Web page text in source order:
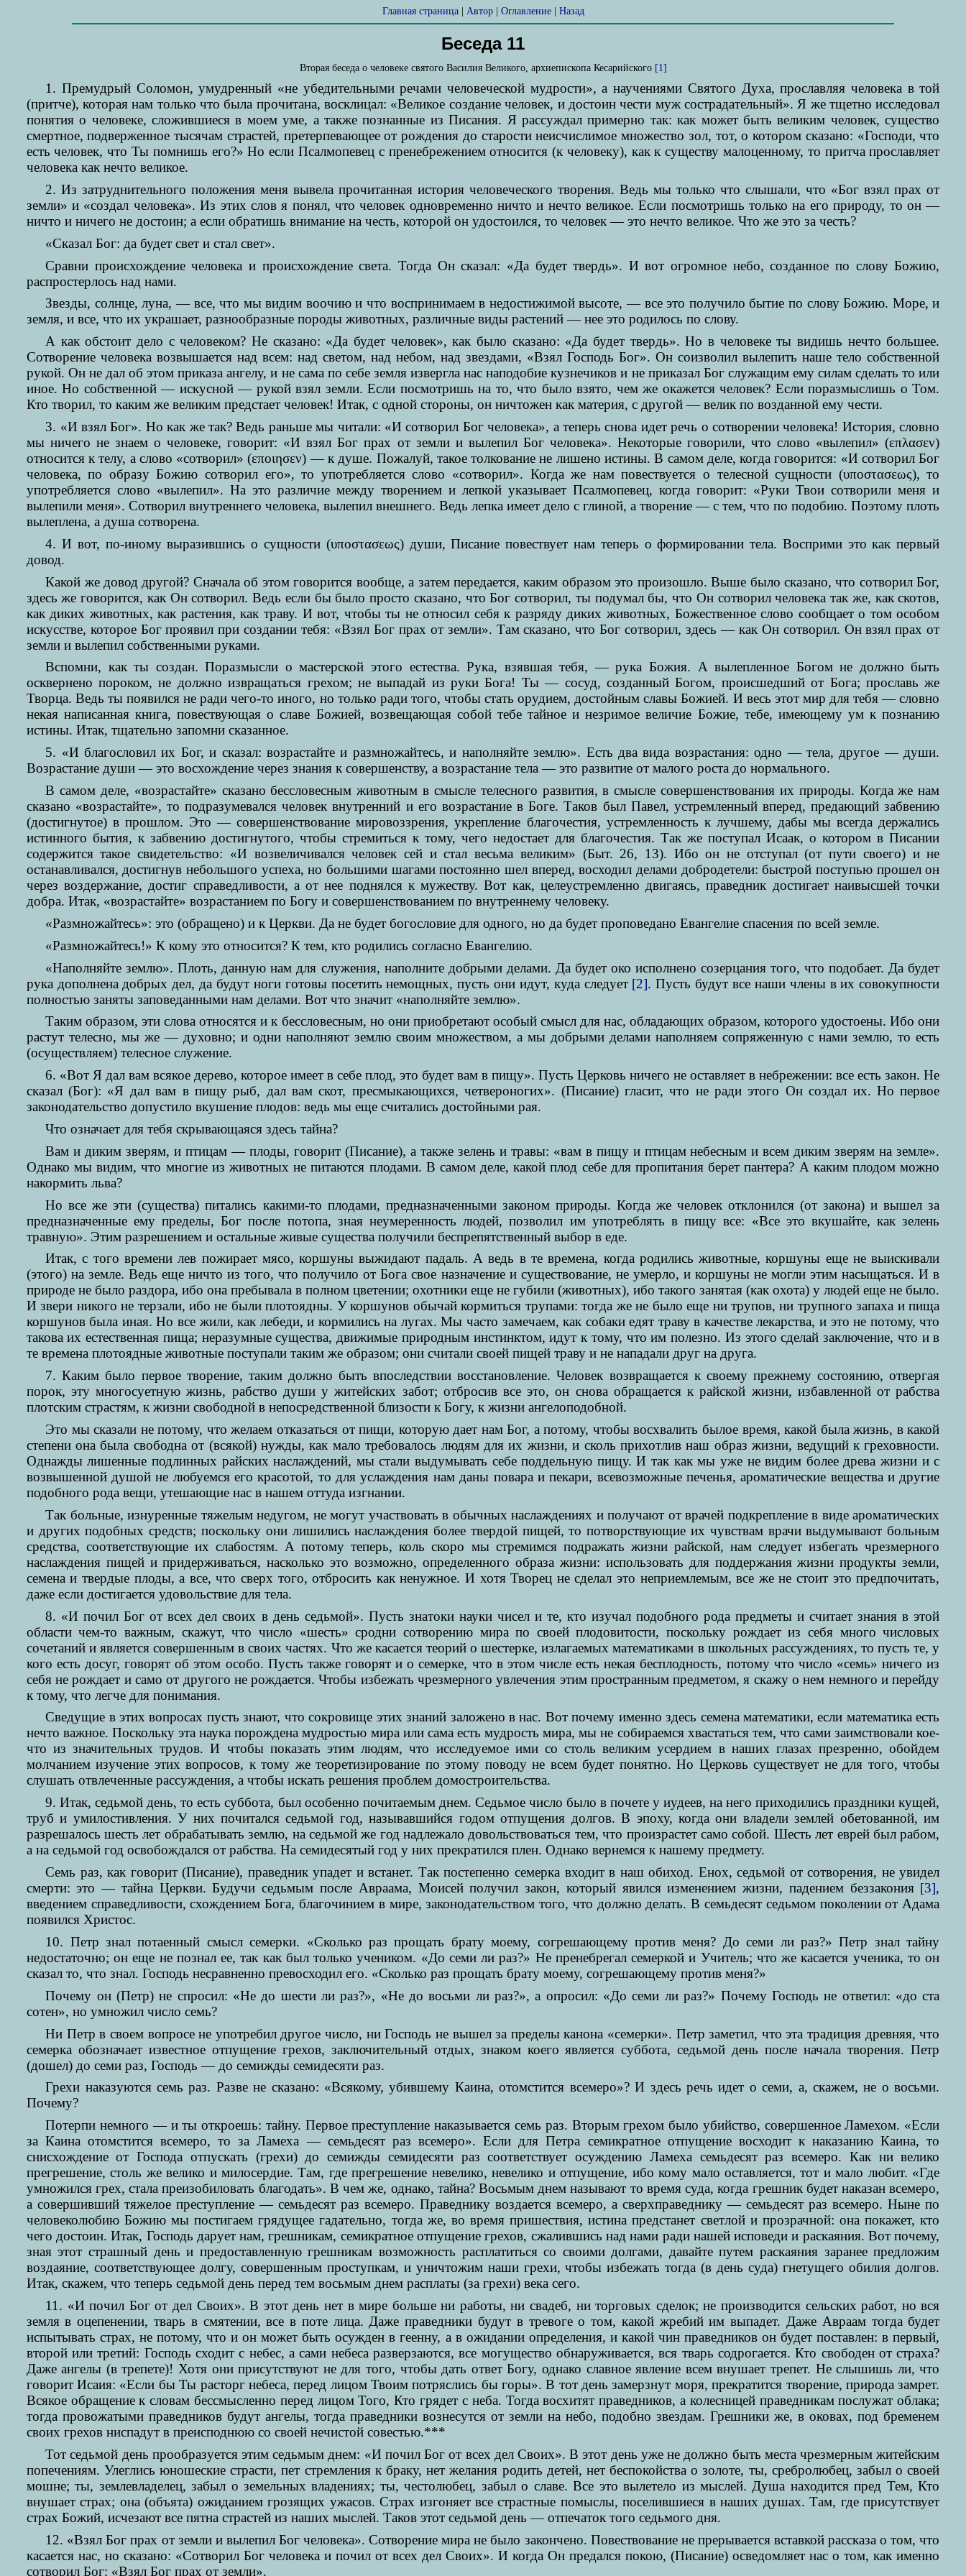
Главная страница| Автор| Оглавление| Назад
Беседа 11
Вторая беседа о человеке святого Василия Великого, архиепископа Кесарийского [1]
1. Премудрый Соломон, умудренный «не убедительными речами человеческой мудрости», а научениями Святого Духа, прославляя человека в той
(притче), которая нам только что была прочитана, восклицал: «Великое создание человек, и достоин чести муж сострадательный». Я же тщетно исследовал
понятия о человеке, сложившиеся в моем уме, а также познанные из Писания. Я рассуждал примерно так: как может быть великим человек, существо
смертное, подверженное тысячам страстей, претерпевающее от рождения до старости неисчислимое множество зол, тот, о котором сказано: «Господи, что
есть человек, что Ты помнишь его?» Но если Псалмопевец с пренебрежением относится (к человеку), как к существу малоценному, то притча прославляет
человека как нечто великое.
2. Из затруднительного положения меня вывела прочитанная история человеческого творения. Ведь мы только что слышали, что «Бог взял прах от
земли» и «создал человека». Из этих слов я понял, что человек одновременно ничто и нечто великое. Если посмотришь только на его природу, то он —
ничто и ничего не достоин; а если обратишь внимание на честь, которой он удостоился, то человек — это нечто великое. Что же это за честь?
«Сказал Бог: да будет свет и стал свет».
Сравни происхождение человека и происхождение света. Тогда Он сказал: «Да будет твердь». И вот огромное небо, созданное по слову Божию,
распростерлось над нами.
Звезды, солнце, луна, — все, что мы видим воочию и что воспринимаем в недостижимой высоте, — все это получило бытие по слову Божию. Море, и
земля, и все, что их украшает, разнообразные породы животных, различные виды растений — нее это родилось по слову.
А как обстоит дело с человеком? Не сказано: «Да будет человек», как было сказано: «Да будет твердь». Но в человеке ты видишь нечто большее.
Сотворение человека возвышается над всем: над светом, над небом, над звездами, «Взял Господь Бог». Он соизволил вылепить наше тело собственной
рукой. Он не дал об этом приказа ангелу, и не сама по себе земля извергла нас наподобие кузнечиков и не приказал Бог служащим ему силам сделать то или
иное. Но собственной — искусной — рукой взял земли. Если посмотришь на то, что было взято, чем же окажется человек? Если поразмыслишь о Том.
Кто творил, то каким же великим предстает человек! Итак, с одной стороны, он ничтожен как материя, с другой — велик по возданной ему чести.
3. «И взял Бог». Но как же так? Ведь раньше мы читали: «И сотворил Бог человека», а теперь снова идет речь о сотворении человека! История, словно
мы ничего не знаем о человеке, говорит: «И взял Бог прах от земли и вылепил Бог человека». Некоторые говорили, что слово «вылепил» (επλασεν)
относится к телу, а слово «сотворил» (εποιησεν) — к душе. Пожалуй, такое толкование не лишено истины. В самом деле, когда говорится: «И сотворил Бог
человека, по образу Божию сотворил его», то употребляется слово «сотворил». Когда же нам повествуется о телесной сущности (υποστασεως), то
употребляется слово «вылепил». На это различие между творением и лепкой указывает Псалмопевец, когда говорит: «Руки Твои сотворили меня и
вылепили меня». Сотворил внутреннего человека, вылепил внешнего. Ведь лепка имеет дело с глиной, а творение — с тем, что по подобию. Поэтому плоть
вылеплена, а душа сотворена.
4. И вот, по-иному выразившись о сущности (υποστασεως) души, Писание повествует нам теперь о формировании тела. Восприми это как первый
довод.
Какой же довод другой? Сначала об этом говорится вообще, а затем передается, каким образом это произошло. Выше было сказано, что сотворил Бог,
здесь же говорится, как Он сотворил. Ведь если бы было просто сказано, что Бог сотворил, ты подумал бы, что Он сотворил человека так же, как скотов,
как диких животных, как растения, как траву. И вот, чтобы ты не относил себя к разряду диких животных, Божественное слово сообщает о том особом
искусстве, которое Бог проявил при создании тебя: «Взял Бог прах от земли». Там сказано, что Бог сотворил, здесь — как Он сотворил. Он взял прах от
земли и вылепил собственными руками.
Вспомни, как ты создан. Поразмысли о мастерской этого естества. Рука, взявшая тебя, — рука Божия. А вылепленное Богом не должно быть
осквернено пороком, не должно извращаться грехом; не выпадай из руки Бога! Ты — сосуд, созданный Богом, происшедший от Бога; прославь же
Творца. Ведь ты появился не ради чего-то иного, но только ради того, чтобы стать орудием, достойным славы Божией. И весь этот мир для тебя — словно
некая написанная книга, повествующая о славе Божией, возвещающая собой тебе тайное и незримое величие Божие, тебе, имеющему ум к познанию
истины. Итак, тщательно запомни сказанное.
5. «И благословил их Бог, и сказал: возрастайте и размножайтесь, и наполняйте землю». Есть два вида возрастания: одно — тела, другое — души.
Возрастание души — это восхождение через знания к совершенству, а возрастание тела — это развитие от малого роста до нормального.
В самом деле, «возрастайте» сказано бессловесным животным в смысле телесного развития, в смысле совершенствования их природы. Когда же нам
сказано «возрастайте», то подразумевался человек внутренний и его возрастание в Боге. Таков был Павел, устремленный вперед, предающий забвению
(достигнутое) в прошлом. Это — совершенствование мировоззрения, укрепление благочестия, устремленность к лучшему, дабы мы всегда держались
истинного бытия, к забвению достигнутого, чтобы стремиться к тому, чего недостает для благочестия. Так же поступал Исаак, о котором в Писании
содержится такое свидетельство: «И возвеличивался человек сей и стал весьма великим» (Быт. 26, 13). Ибо он не отступал (от пути своего) и не
останавливался, достигнув небольшого успеха, но большими шагами постоянно шел вперед, восходил делами добродетели: быстрой поступью прошел он
через воздержание, достиг справедливости, а от нее поднялся к мужеству. Вот как, целеустремленно двигаясь, праведник достигает наивысшей точки
добра. Итак, «возрастайте» возрастанием по Богу и совершенствованием по внутреннему человеку.
«Размножайтесь»: это (обращено) и к Церкви. Да не будет богословие для одного, но да будет проповедано Евангелие спасения по всей земле.
«Размножайтесь!» К кому это относится? К тем, кто родились согласно Евангелию.
«Наполняйте землю». Плоть, данную нам для служения, наполните добрыми делами. Да будет око исполнено созерцания того, что подобает. Да будет
рука дополнена добрых дел, да будут ноги готовы посетить немощных, пусть они идут, куда следует [2]. Пусть будут все наши члены в их совокупности
полностью заняты заповеданными нам делами. Вот что значит «наполняйте землю».
Таким образом, эти слова относятся и к бессловесным, но они приобретают особый смысл для нас, обладающих образом, которого удостоены. Ибо они
растут телесно, мы же — духовно; и одни наполняют землю своим множеством, а мы добрыми делами наполняем сопряженную с нами землю, то есть
(осуществляем) телесное служение.
6. «Вот Я дал вам всякое дерево, которое имеет в себе плод, это будет вам в пищу». Пусть Церковь ничего не оставляет в небрежении: все есть закон. Не
сказал (Бог): «Я дал вам в пищу рыб, дал вам скот, пресмыкающихся, четвероногих». (Писание) гласит, что не ради этого Он создал их. Но первое
законодательство допустило вкушение плодов: ведь мы еще считались достойными рая.
Что означает для тебя скрывающаяся здесь тайна?
Вам и диким зверям, и птицам — плоды, говорит (Писание), а также зелень и травы: «вам в пищу и птицам небесным и всем диким зверям на земле».
Однако мы видим, что многие из животных не питаются плодами. В самом деле, какой плод себе для пропитания берет пантера? А каким плодом можно
накормить льва?
Но все же эти (существа) питались какими-то плодами, предназначенными законом природы. Когда же человек отклонился (от закона) и вышел за
предназначенные ему пределы, Бог после потопа, зная неумеренность людей, позволил им употреблять в пищу все: «Все это вкушайте, как зелень
травную». Этим разрешением и остальные живые существа получили беспрепятственный выбор в еде.
Итак, с того времени лев пожирает мясо, коршуны выжидают падаль. А ведь в те времена, когда родились животные, коршуны еще не выискивали
(этого) на земле. Ведь еще ничто из того, что получило от Бога свое назначение и существование, не умерло, и коршуны не могли этим насыщаться. И в
природе не было раздора, ибо она пребывала в полном цветении; охотники еще не губили (животных), ибо такого занятая (как охота) у людей еще не было.
И звери никого не терзали, ибо не были плотоядны. У коршунов обычай кормиться трупами: тогда же не было еще ни трупов, ни трупного запаха и пища
коршунов была иная. Но все жили, как лебеди, и кормились на лугах. Мы часто замечаем, как собаки едят траву в качестве лекарства, и это не потому, что
такова их естественная пища; неразумные существа, движимые природным инстинктом, идут к тому, что им полезно. Из этого сделай заключение, что и в
те времена плотоядные животные поступали таким же образом; они считали своей пищей траву и не нападали друг на друга.
7. Каким было первое творение, таким должно быть впоследствии восстановление. Человек возвращается к своему прежнему состоянию, отвергая
порок, эту многосуетную жизнь, рабство души у житейских забот; отбросив все это, он снова обращается к райской жизни, избавленной от рабства
плотским страстям, к жизни свободной в непосредственной близости к Богу, к жизни ангелоподобной.
Это мы сказали не потому, что желаем отказаться от пищи, которую дает нам Бог, а потому, чтобы восхвалить былое время, какой была жизнь, в какой
степени она была свободна от (всякой) нужды, как мало требовалось людям для их жизни, и сколь прихотлив наш образ жизни, ведущий к греховности.
Однажды лишенные подлинных райских наслаждений, мы стали выдумывать себе поддельную пищу. И так как мы уже не видим более древа жизни и с
возвышенной душой не любуемся его красотой, то для услаждения нам даны повара и пекари, всевозможные печенья, ароматические вещества и другие
подобного рода вещи, утешающие нас в нашем оттуда изгнании.
Так больные, изнуренные тяжелым недугом, не могут участвовать в обычных наслаждениях и получают от врачей подкрепление в виде ароматических
и других подобных средств; поскольку они лишились наслаждения более твердой пищей, то потворствующие их чувствам врачи выдумывают больным
средства, соответствующие их слабостям. А потому теперь, коль скоро мы стремимся подражать жизни райской, нам следует избегать чрезмерного
наслаждения пищей и придерживаться, насколько это возможно, определенного образа жизни: использовать для поддержания жизни продукты земли,
семена и твердые плоды, а все, что сверх того, отбросить как ненужное. И хотя Творец не сделал это неприемлемым, все же не стоит это предпочитать,
даже если достигается удовольствие для тела.
8. «И почил Бог от всех дел своих в день седьмой». Пусть знатоки науки чисел и те, кто изучал подобного рода предметы и считает знания в этой
области чем-то важным, скажут, что число «шесть» сродни сотворению мира по своей плодовитости, поскольку рождает из себя много числовых
сочетаний и является совершенным в своих частях. Что же касается теорий о шестерке, излагаемых математиками в школьных рассуждениях, то пусть те, у
кого есть досуг, говорят об этом особо. Пусть также говорят и о семерке, что в этом числе есть некая бесплодность, потому что число «семь» ничего из
себя не рождает и само от другого не рождается. Чтобы избежать чрезмерного увлечения этим пространным предметом, я скажу о нем немного и перейду
к тому, что легче для понимания.
Сведущие в этих вопросах пусть знают, что сокровище этих знаний заложено в нас. Вот почему именно здесь семена математики, если математика есть
нечто важное. Поскольку эта наука порождена мудростью мира или сама есть мудрость мира, мы не собираемся хвастаться тем, что сами заимствовали кое-
что из значительных трудов. И чтобы показать этим людям, что исследуемое ими со столь великим усердием в наших глазах презренно, обойдем
молчанием изучение этих вопросов, к тому же теоретизирование по этому поводу не всем будет понятно. Но Церковь существует не для того, чтобы
слушать отвлеченные рассуждения, а чтобы искать решения проблем домостроительства.
9. Итак, седьмой день, то есть суббота, был особенно почитаемым днем. Седьмое число было в почете у иудеев, на него приходились праздники кущей,
труб и умилостивления. У них почитался седьмой год, называвшийся годом отпущения долгов. В эпоху, когда они владели землей обетованной, им
разрешалось шесть лет обрабатывать землю, на седьмой же год надлежало довольствоваться тем, что произрастет само собой. Шесть лет еврей был рабом,
а на седьмой год освобождался от рабства. На семидесятый год у них прекратился плен. Однако вернемся к нашему предмету.
Семь раз, как говорит (Писание), праведник упадет и встанет. Так постепенно семерка входит в наш обиход. Енох, седьмой от сотворения, не увидел
смерти: это — тайна Церкви. Будучи седьмым после Авраама, Моисей получил закон, который явился изменением жизни, падением беззакония [3],
введением справедливости, схождением Бога, благочинием в мире, законодательством того, что должно делать. В семьдесят седьмом поколении от Адама
появился Христос.
10. Петр знал потаенный смысл семерки. «Сколько раз прощать брату моему, согрешающему против меня? До семи ли раз?» Петр знал тайну
недостаточно; он еще не познал ее, так как был только учеником. «До семи ли раз?» Не пренебрегал семеркой и Учитель; что же касается ученика, то он
сказал то, что знал. Господь несравненно превосходил его. «Сколько раз прощать брату моему, согрешающему против меня?»
Почему он (Петр) не спросил: «Не до шести ли раз?», «Не до восьми ли раз?», а опросил: «До семи ли раз?» Почему Господь не ответил: «до ста
сотен», но умножил число семь?
Ни Петр в своем вопросе не употребил другое число, ни Господь не вышел за пределы канона «семерки». Петр заметил, что эта традиция древняя, что
семерка обозначает известное отпущение грехов, заключительный отдых, знаком коего является суббота, седьмой день после начала творения. Петр
(дошел) до семи раз, Господь — до семижды семидесяти раз.
Грехи наказуются семь раз. Разве не сказано: «Всякому, убившему Каина, отомстится всемеро»? И здесь речь идет о семи, а, скажем, не о восьми.
Почему?
Потерпи немного — и ты откроешь: тайну. Первое преступление наказывается семь раз. Вторым грехом было убийство, совершенное Ламехом. «Если
за Каина отомстится всемеро, то за Ламеха — семьдесят раз всемеро». Если для Петра семикратное отпущение восходит к наказанию Каина, то
снисхождение от Господа отпускать (грехи) до семижды семидесяти раз соответствует осуждению Ламеха семьдесят раз всемеро. Как ни велико
прегрешение, столь же велико и милосердие. Там, где прегрешение невелико, невелико и отпущение, ибо кому мало оставляется, тот и мало любит. «Где
умножился грех, стала преизобиловать благодать». В чем же, однако, тайна? Восьмым днем называют то время суда, когда грешник будет наказан всемеро,
а совершивший тяжелое преступление — семьдесят раз всемеро. Праведнику воздается всемеро, а сверхправеднику — семьдесят раз всемеро. Ныне по
человеколюбию Божию мы постигаем грядущее гадательно, тогда же, во время пришествия, истина предстанет светлой и прозрачной: она покажет, кто
чего достоин. Итак, Господь дарует нам, грешникам, семикратное отпущение грехов, сжалившись над нами ради нашей исповеди и раскаяния. Вот почему,
зная этот страшный день и предоставленную грешникам возможность расплатиться со своими долгами, давайте путем раскаяния заранее предложим
воздаяние, соответствующее долгу, совершенным проступкам, и уничтожим наши грехи, чтобы избежать тогда (в день суда) гнетущего обилия долгов.
Итак, скажем, что теперь седьмой день перед тем восьмым днем расплаты (за грехи) века сего.
11. «И почил Бог от дел Своих». В этот день нет в мире больше ни работы, ни свадеб, ни торговых сделок; не производится сельских работ, но вся
земля в оцепенении, тварь в смятении, все в поте лица. Даже праведники будут в тревоге о том, какой жребий им выпадет. Даже Авраам тогда будет
испытывать страх, не потому, что и он может быть осужден в геенну, а в ожидании определения, и какой чин праведников он будет поставлен: в первый,
второй или третий: Господь сходит с небес, а сами небеса разверзаются, все могущество обнаруживается, вся тварь содрогается. Кто свободен от страха?
Даже ангелы (в трепете)! Хотя они присутствуют не для того, чтобы дать ответ Богу, однако славное явление всем внушает трепет. Не слышишь ли, что
говорит Исаия: «Если бы Ты расторг небеса, перед лицом Твоим потряслись бы горы». В тот день замерзнут моря, прекратится творение, природа замрет.
Всякое обращение к словам бессмысленно перед лицом Того, Кто грядет с неба. Тогда восхитят праведников, а колесницей праведникам послужат облака;
тогда провожатыми праведников будут ангелы, тогда праведники вознесутся от земли на небо, подобно звездам. Грешники же, в оковах, под бременем
своих грехов ниспадут в преисподнюю со своей нечистой совестью.***
Тот седьмой день прообразуется этим седьмым днем: «И почил Бог от всех дел Своих». В этот день уже не должно быть места чрезмерным житейским
попечениям. Улеглись юношеские страсти, пет стремления к браку, нет желания родить детей, нет беспокойства о золоте, ты, сребролюбец, забыл о своей
мошне; ты, землевладелец, забыл о земельных владениях; ты, честолюбец, забыл о славе. Все это вылетело из мыслей. Душа находится пред Тем, Кто
внушает страх; она (объята) ожиданием грозящих ужасов. Страх изгоняет все страстные помыслы, поселившиеся в наших душах. Там, где присутствует
страх Божий, исчезают все пятна страстей из наших мыслей. Таков этот седьмой день — отпечаток того седьмого дня.
12. «Взял Бог прах от земли и вылепил Бог человека». Сотворение мира не было закончено. Повествование не прерывается вставкой рассказа о том, что
касается нас, но сказано: «Сотворил Бог человека и почил от всех дел Своих». И когда Он предался покою, (Писание) осведомляет нас о том, как именно
сотворил Бог: «Взял Бог прах от земли».